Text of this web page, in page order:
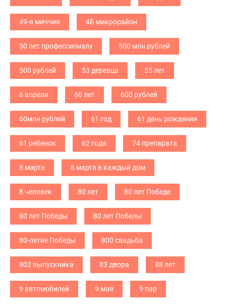
49-я миччия 4Б микрорайон
50 лет профессионалу 500 млн рублей
500 рублей 53 деревца 55 лет
6 апреля 60 лет 600 рублей
60млн рублей 61 год 61 день рождения
61 ребенок 62 года 74 препарата
8 марта 8 марта в каждый дом
8 человек 80 лет 80 лет Победе
80 лет Победы 80 лет Побелы
80-летие Победы 800 свадьба
802 выпускника 83 двора 88 лет
9 автомобилей 9 мая 9 пар